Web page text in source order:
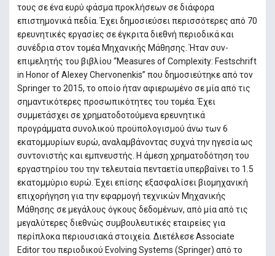
τους σε ένα ευρύ φάσμα προκλήσεων σε διάφορα
επιστημονικά πεδία. Έχει δημοσιεύσει περισσότερες από 70
ερευνητικές εργασίες σε έγκριτα διεθνή περιοδικά και
συνέδρια στον τομέα Μηχανικής Μάθησης. Ήταν συν-
επιμελητής του βιβλίου “Measures of Complexity: Festschrift
in Honor of Alexey Chervonenkis” που δημοσιεύτηκε από τον
Springer το 2015, το οποίο ήταν αφιερωμένο σε μία από τις
σημαντικότερες προσωπικότητες του τομέα. Έχει
συμμετάσχει σε χρηματοδοτούμενα ερευνητικά
προγράμματα συνολικού προϋπολογισμού άνω των 6
εκατομμυρίων ευρώ, αναλαμβάνοντας συχνά την ηγεσία ως
συντονιστής και εμπνευστής. Η άμεση χρηματοδότηση του
εργαστηρίου του την τελευταία πενταετία υπερβαίνει τo 1.5
εκατομμύριο ευρώ. Έχει επίσης εξασφαλίσει βιομηχανική
επιχορήγηση για την εφαρμογή τεχνικών Μηχανικής
Μάθησης σε μεγάλους όγκους δεδομένων, από μία από τις
μεγαλύτερες διεθνώς συμβουλευτικές εταιρείες για
περίπλοκα περιουσιακά στοιχεία. Διετέλεσε Associate
Editor του περιοδικού Evolving Systems (Springer) από το